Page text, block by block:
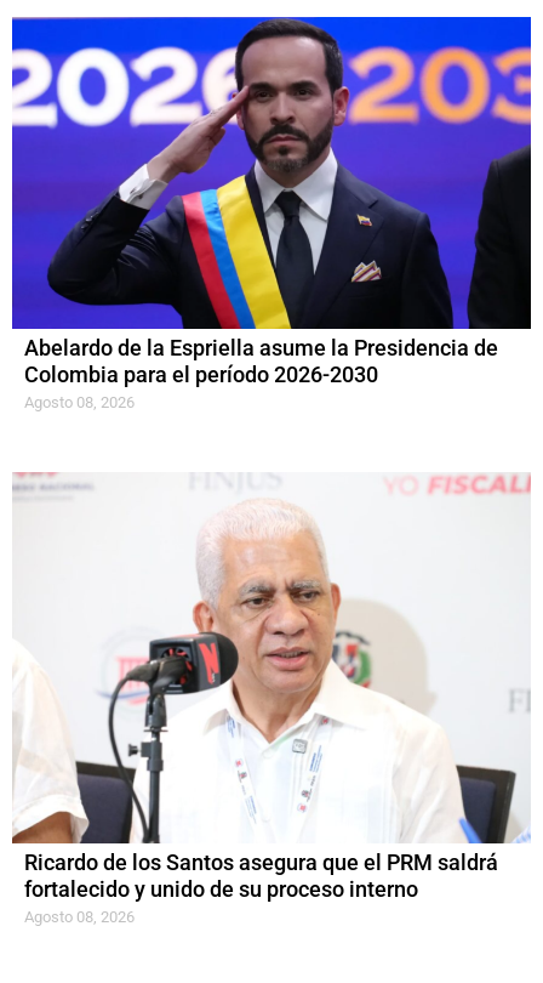
Abelardo de la Espriella asume la Presidencia de
Colombia para el período 2026-2030
Agosto 08, 2026
Ricardo de los Santos asegura que el PRM saldrá
fortalecido y unido de su proceso interno
Agosto 08, 2026